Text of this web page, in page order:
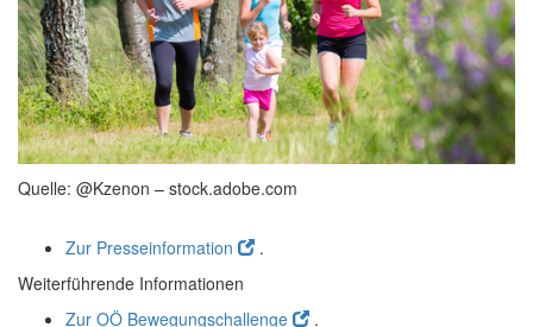
Quelle: @Kzenon – stock.adobe.com
Zur Presseinformation
.
Weiterführende Informationen
Zur OÖ Bewegungschallenge
.